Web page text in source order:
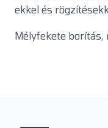
ekkel és
Mélyfekete